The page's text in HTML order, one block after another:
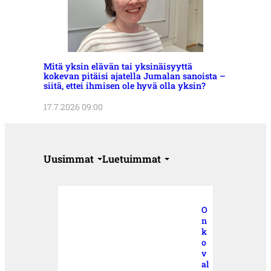
Mitä yksin elävän tai yksinäisyyttä
kokevan pitäisi ajatella Jumalan sanoista –
siitä, ettei ihmisen ole hyvä olla yksin?
17.7.2026 09:00
Uusimmat Luetuimmat
O
n
k
o
v
al